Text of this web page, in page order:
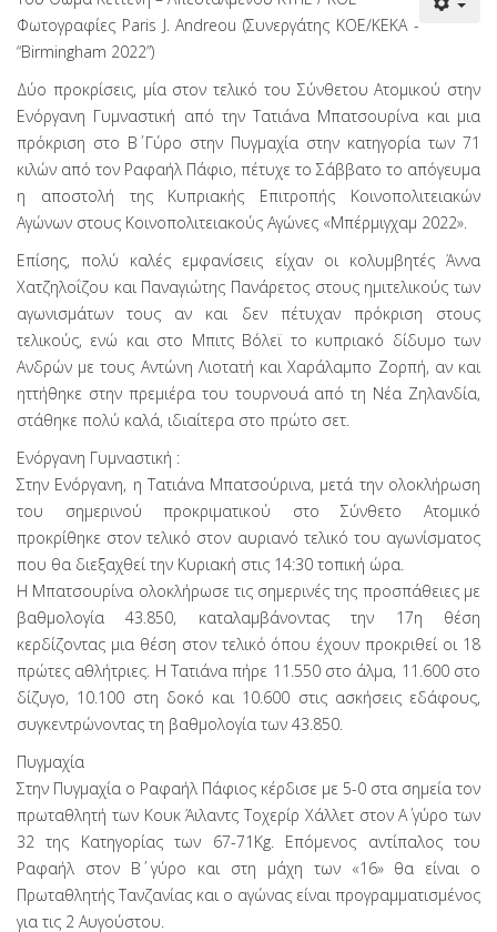
Φωτογραφίες Paris J. Andreou (Συνεργάτης KOE/ΚΕΚΑ -
“Birmingham 2022”)
Δύο προκρίσεις, μία στον τελικό του Σύνθετου Ατομικού στην
Ενόργανη Γυμναστική από την Τατιάνα Μπατσουρίνα και μια
πρόκριση στο Β΄ Γύρο στην Πυγμαχία στην κατηγορία των 71
κιλών από τον Ραφαήλ Πάφιο, πέτυχε το Σάββατο το απόγευμα
η αποστολή της Κυπριακής Επιτροπής Κοινοπολιτειακών
Αγώνων στους Κοινοπολιτειακούς Αγώνες «Μπέρμιγχαμ 2022».
Επίσης, πολύ καλές εμφανίσεις είχαν οι κολυμβητές Άννα
Χατζηλοΐζου και Παναγιώτης Πανάρετος στους ημιτελικούς των
αγωνισμάτων τους αν και δεν πέτυχαν πρόκριση στους
τελικούς, ενώ και στο Μπιτς Βόλεϊ το κυπριακό δίδυμο των
Ανδρών με τους Αντώνη Λιοτατή και Χαράλαμπο Ζορπή, αν και
ηττήθηκε στην πρεμιέρα του τουρνουά από τη Νέα Ζηλανδία,
στάθηκε πολύ καλά, ιδιαίτερα στο πρώτο σετ.
Ενόργανη Γυμναστική :
Στην Ενόργανη, η Τατιάνα Μπατσούρινα, μετά την ολοκλήρωση
του σημερινού προκριματικού στο Σύνθετο Ατομικό
προκρίθηκε στον τελικό στον αυριανό τελικό του αγωνίσματος
που θα διεξαχθεί την Κυριακή στις 14:30 τοπική ώρα.
Η Μπατσουρίνα ολοκλήρωσε τις σημερινές της προσπάθειες με
βαθμολογία 43.850, καταλαμβάνοντας την 17η θέση
κερδίζοντας μια θέση στον τελικό όπου έχουν προκριθεί οι 18
πρώτες αθλήτριες. Η Τατιάνα πήρε 11.550 στο άλμα, 11.600 στο
δίζυγο, 10.100 στη δοκό και 10.600 στις ασκήσεις εδάφους,
συγκεντρώνοντας τη βαθμολογία των 43.850.
Πυγμαχία
Στην Πυγμαχία ο Ραφαήλ Πάφιος κέρδισε με 5-0 στα σημεία τον
πρωταθλητή των Κουκ Άιλαντς Τοχερίρ Χάλλετ στον Α΄ γύρο των
32 της Κατηγορίας των 67-71Kg. Επόμενος αντίπαλος του
Ραφαήλ στον Β΄ γύρο και στη μάχη των «16» θα είναι ο
Πρωταθλητής Τανζανίας και ο αγώνας είναι προγραμματισμένος
για τις 2 Αυγούστου.